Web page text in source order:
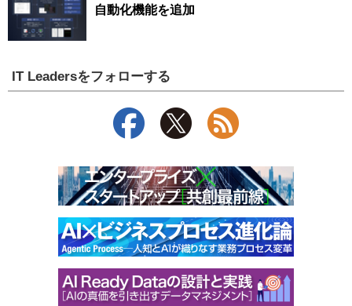
自動化機能を追加
IT Leadersをフォローする